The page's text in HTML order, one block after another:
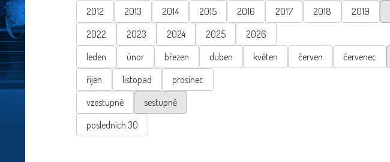
2012
2013 2014 2015 2016 2017 2018 2019
2022
2023 2024 2025
2026
leden
únor březen duben květen červen červenec
říjen
listopad
prosinec
vzestupně
sestupně
posledních 30